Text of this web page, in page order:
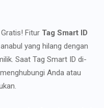
Fitur Tag Smart ID
yang hilang dengan
Saat Tag Smart ID di-
Anda atau